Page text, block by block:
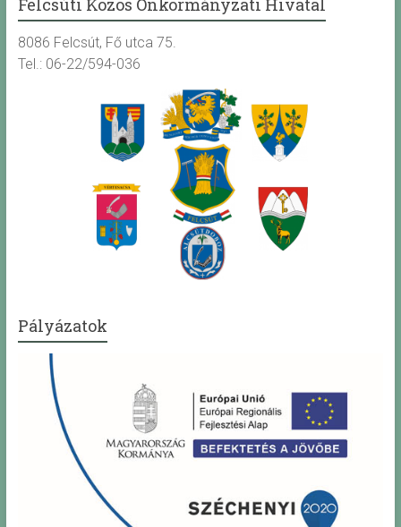
Felcsúti Közös Önkormányzati Hivatal
8086 Felcsút, Fő utca 75.
Tel.: 06-22/594-036
Pályázatok